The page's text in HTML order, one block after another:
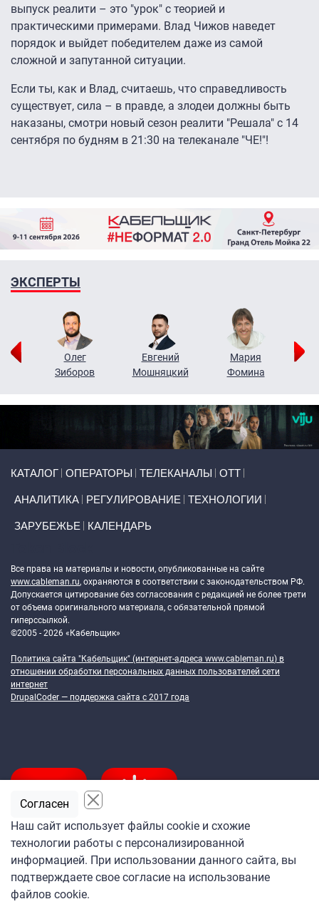
выпуск реалити – это "урок" с теорией и
практическими примерами. Влад Чижов наведет
порядок и выйдет победителем даже из самой
сложной и запутанной ситуации.
Если ты, как и Влад, считаешь, что справедливость
существует, сила – в правде, а злодеи должны быть
наказаны, смотри новый сезон реалити "Решала" с 14
сентября по будням в 21:30 на телеканале "ЧЕ!"!
ЭКСПЕРТЫ
Олег
Зиборов
Евгений
Мошняцкий
Мария
Фомина
КАТАЛОГ ОПЕРАТОРЫ ТЕЛЕКАНАЛЫ ОТТ
АНАЛИТИКА РЕГУЛИРОВАНИЕ ТЕХНОЛОГИИ
ЗАРУБЕЖЬЕ КАЛЕНДАРЬ
Все права на материалы и новости, опубликованные на сайте
www.cableman.ru, охраняются в соответствии с законодательством РФ.
Допускается цитирование без согласования с редакцией не более трети
от объема оригинального материала, с обязательной прямой
гиперссылкой.
©2005 - 2026 «Кабельщик»
Политика сайта "Кабельщик" (интернет-адреса www.cableman.ru) в
отношении обработки персональных данных пользователей сети
интернет
DrupalCoder — поддержка сайта c 2017 года
Подпишитесь
на ежедневную рассылку
«Кабельщика»
Наш сайт использует файлы cookie и схожие
технологии работы с персонализированной
информацией. При использовании данного сайта, вы
подтверждаете свое согласие на использование
файлов cookie.
Согласен